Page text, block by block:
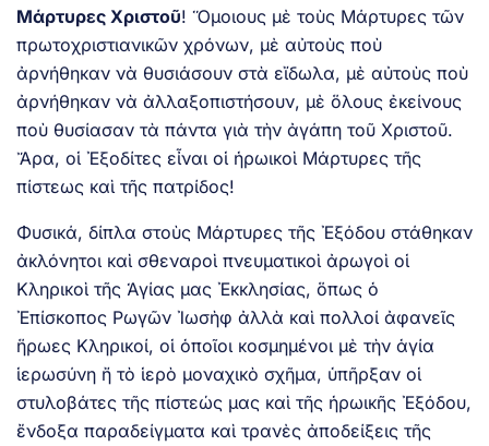
Μάρτυρες Χριστοῦ! Ὅμοιους μὲ τοὺς Μάρτυρες τῶν
πρωτοχριστιανικῶν χρόνων, μὲ αὐτοὺς ποὺ
ἀρνήθηκαν νὰ θυσιάσουν στὰ εἴδωλα, μὲ αὐτοὺς ποὺ
ἀρνήθηκαν νὰ ἀλλαξοπιστήσουν, μὲ ὅλους ἐκείνους
ποὺ θυσίασαν τὰ πάντα γιὰ τὴν ἀγάπη τοῦ Χριστοῦ.
Ἄρα, οἱ Ἐξοδίτες εἶναι οἱ ἡρωικοὶ Μάρτυρες τῆς
πίστεως καὶ τῆς πατρίδος!
Φυσικά, δίπλα στοὺς Μάρτυρες τῆς Ἐξόδου στάθηκαν
ἀκλόνητοι καὶ σθεναροὶ πνευματικοὶ ἀρωγοὶ οἱ
Κληρικοὶ τῆς Ἁγίας μας Ἐκκλησίας, ὅπως ὁ
Ἐπίσκοπος Ρωγῶν Ἰωσὴφ ἀλλὰ καὶ πολλοί ἀφανεῖς
ἥρωες Κληρικοί, οἱ ὁποῖοι κοσμημένοι μὲ τὴν ἁγία
ἱερωσύνη ἤ τὸ ἱερὸ μοναχικὸ σχῆμα, ὑπῆρξαν οἱ
στυλοβάτες τῆς πίστεώς μας καὶ τῆς ἡρωικῆς Ἐξόδου,
ἔνδοξα παραδείγματα καὶ τρανὲς ἀποδείξεις τῆς